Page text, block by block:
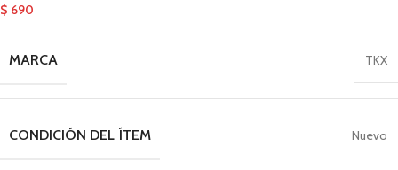
$ 690
MARCA TKX
CONDICIÓN DEL ÍTEM Nuevo